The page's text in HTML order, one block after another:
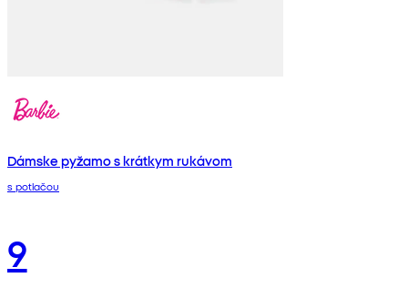
Dámske pyžamo s krátkym rukávom
s potlačou
9